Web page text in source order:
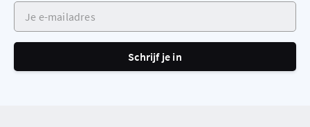
Je e-mailadres
Schrijf je in